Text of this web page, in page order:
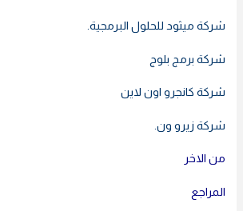
شركة ميثود للحلول البرمجية.
شركة برمج بلوج
شركة كانجرو اون لاين
شركة زيرو ون.
من الاخر
المراجع